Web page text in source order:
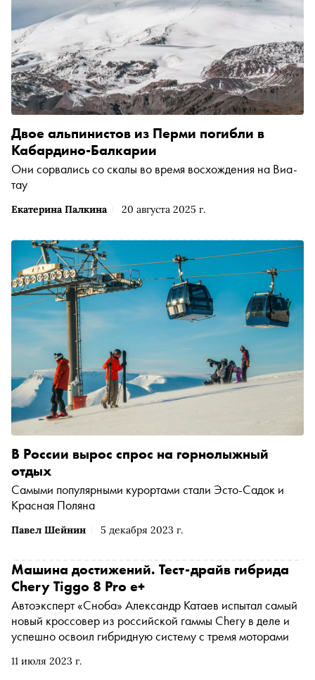
Екатерина Палкина 20 августа 2025 г.
Двое альпинистов из Перми погибли в
Кабардино-Балкарии
Они сорвались со скалы во время восхождения на Виа-
тау
Павел Шейнин 5 декабря 2023 г.
В России вырос спрос на горнолыжный
отдых
Самыми популярными курортами стали Эсто-Садок и
Красная Поляна
11 июля 2023 г.
Машина достижений. Тест-драйв гибрида
Chery Tiggo 8 Pro e+
Автоэксперт «Сноба» Александр Катаев испытал самый
новый кроссовер из российской гаммы Chery в деле и
успешно освоил гибридную систему с тремя моторами